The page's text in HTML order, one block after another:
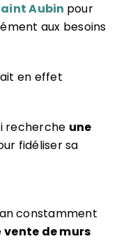
Aubin pour
aux besoins
en effet
recherche une
fidéliser sa
constamment
vente de murs